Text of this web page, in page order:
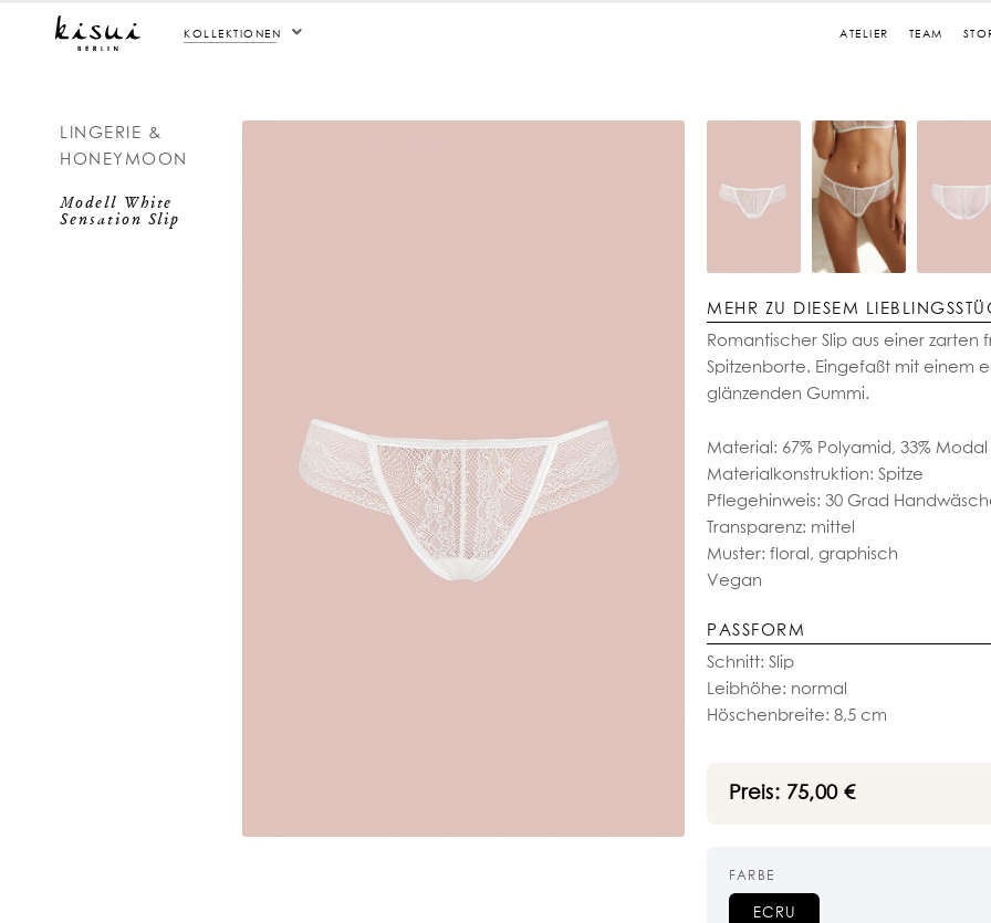
KOLLEKTIONEN ATELIER TEAM
LINGERIE &
HONEYMOON
Modell White
Sensation Slip
MEHR ZU DIESEM
Romantischer Slip aus einer zarten
Spitzenborte. Eingefaßt mit einem
glänzenden Gummi.
Material: 67% Polyamid, 33% Modal
Materialkonstruktion: Spitze
Pflegehinweis: 30 Grad
Transparenz: mittel
Muster: floral, graphisch
Vegan
PASSFORM
Schnitt: Slip
Leibhöhe: normal
Höschenbreite: 8,5 cm
Preis: 75,00 €
FARBE
ECRU